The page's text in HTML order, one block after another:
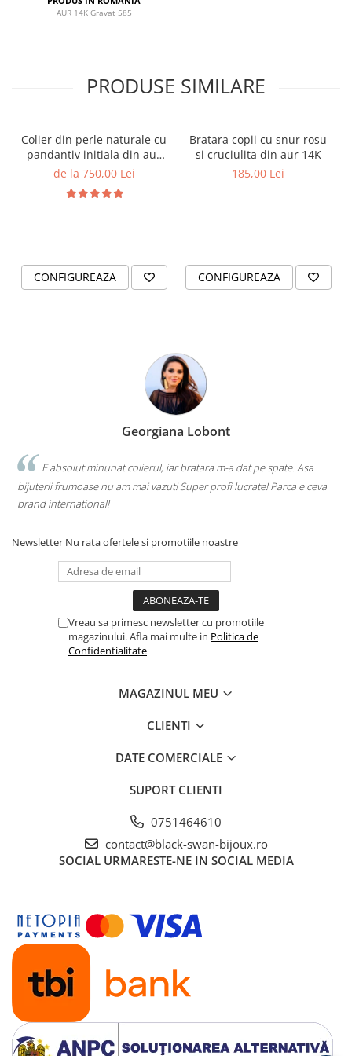
AUR 14K Gravat 585
PRODUSE SIMILARE
Colier din perle naturale cu
pandantiv initiala din aur
14K si bilute din aur 14K de
de la 750,00 Lei
CONFIGUREAZA
Bratara copii cu snur rosu
si cruciulita din aur 14K
185,00 Lei
CONFIGUREAZA
Georgiana Lobont
E absolut minunat colierul, iar bratara m-a dat pe spate. Asa
bijuterii frumoase nu am mai vazut! Super profi lucrate! Parca e ceva
brand international!
Newsletter Nu rata ofertele si promotiile noastre
Vreau sa primesc newsletter cu promotiile
magazinului. Afla mai multe in Politica de
Confidentialitate
MAGAZINUL MEU
CLIENTI
DATE COMERCIALE
SUPORT CLIENTI
0751464610
contact@black-swan-bijoux.ro
SOCIAL URMARESTE-NE IN SOCIAL MEDIA